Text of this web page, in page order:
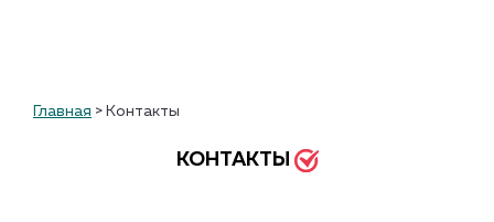
Главная > Контакты
КОНТАКТЫ